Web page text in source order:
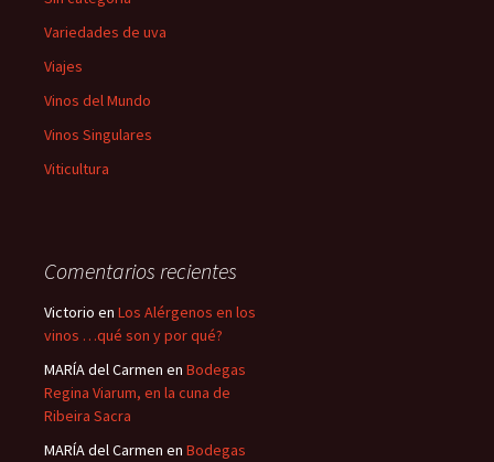
Variedades de uva
Viajes
Vinos del Mundo
Vinos Singulares
Viticultura
Comentarios recientes
Victorio en Los Alérgenos en los
vinos …qué son y por qué?
MARÍA del Carmen en Bodegas
Regina Viarum, en la cuna de
Ribeira Sacra
MARÍA del Carmen en Bodegas